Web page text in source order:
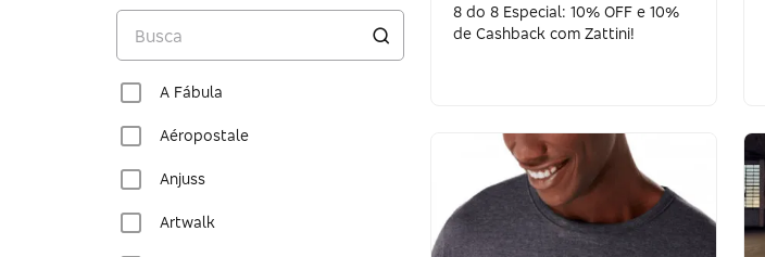
A Fábula
Aéropostale
Anjuss
Artwalk
8 do 8 Especial: 10% OFF e 10%
de Cashback com Zattini!